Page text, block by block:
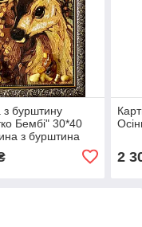
з бурштину
Бембі" 30*40
з бурштина
2